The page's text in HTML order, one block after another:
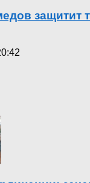
защитит